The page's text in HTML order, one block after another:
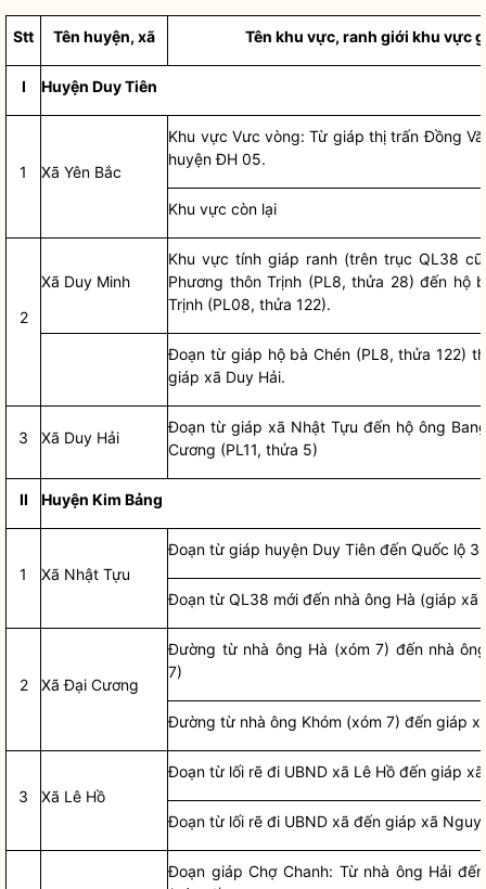
Stt Tên huyện, xã Tên khu vực, ranh giới khu vực
I Huyện Duy Tiên
1 Xã Yên Bắc
Khu vực Vưc vòng: Từ giáp thị trấn Đồng
huyệnĐH 05.
Khu vực còn lại
2
Xã Duy Minh
Khu vực tính giáp ranh (trên trục QL38
Phương thôn Trịnh (PL8, thửa 28) đến hộ
Trịnh (PL08, thửa 122).
Đoạn từ giáp hộ bà Chén (PL8, thửa 122)
giáp xã Duy Hải.
3 Xã Duy Hải
Đoạn từ giáp xã Nhật Tựu đến hộ ông
Cương (PL11, thửa 5)
II Huyện Kim Bảng
1 Xã Nhật Tựu
Đoạn từ giáp huyện Duy Tiên đến Quốc lộ
Đoạn từ QL38 mới đến nhà ông Hà (giáp xã
2 Xã Đại Cương
Đường từ nhà ông Hà (xóm 7) đến nhà
7)
Đường từ nhà ông Khóm (xóm 7) đến giáp
3 Xã Lê Hồ
Đoạn từ lối rẽ đi UBND xã Lê Hồ đến giáp
Đoạn từ lối rẽ đi UBND xã đến giáp xã
Đoạn giáp Chợ Chanh: Từ nhà ông Hải